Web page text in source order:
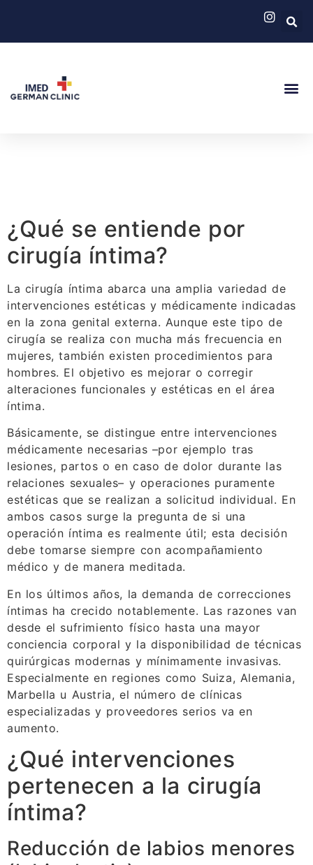
¿Qué se entiende por
cirugía íntima?
La cirugía íntima abarca una amplia variedad de
intervenciones estéticas y médicamente indicadas
en la zona genital externa. Aunque este tipo de
cirugía se realiza con mucha más frecuencia en
mujeres, también existen procedimientos para
hombres. El objetivo es mejorar o corregir
alteraciones funcionales y estéticas en el área
íntima.
Básicamente, se distingue entre intervenciones
médicamente necesarias –por ejemplo tras
lesiones, partos o en caso de dolor durante las
relaciones sexuales– y operaciones puramente
estéticas que se realizan a solicitud individual. En
ambos casos surge la pregunta de si una
operación íntima es realmente útil; esta decisión
debe tomarse siempre con acompañamiento
médico y de manera meditada.
En los últimos años, la demanda de correcciones
íntimas ha crecido notablemente. Las razones van
desde el sufrimiento físico hasta una mayor
conciencia corporal y la disponibilidad de técnicas
quirúrgicas modernas y mínimamente invasivas.
Especialmente en regiones como Suiza, Alemania,
Marbella u Austria, el número de clínicas
especializadas y proveedores serios va en
aumento.
¿Qué intervenciones
pertenecen a la cirugía
íntima?
Reducción de labios menores